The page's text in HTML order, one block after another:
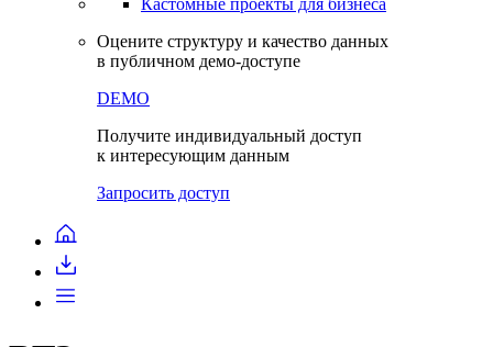
Готовые модули интеграции
Документация
в публичном демо-доступе